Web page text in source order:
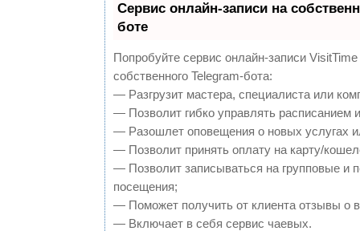
Сервис онлайн-записи на
боте
Попробуйте сервис онлайн-записи
собственного Telegram-бота:
— Разгрузит мастера, специалиста или
— Позволит гибко управлять расписанием и
— Разошлет оповещения о новых услугах
— Позволит принять оплату на карту/
— Позволит записываться на групповые и
посещения;
— Поможет получить от клиента отзывы о
— Включает в себя сервис чаевых.